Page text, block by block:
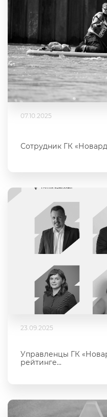
07.10.2025
Сотрудник ГК
23.09.2025
Управленцы ГК
рейтинге...